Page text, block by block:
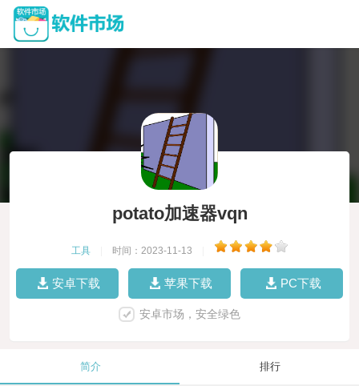
potato加速器vqn
工具 时间：2023-11-13
安卓下载 苹果下载 PC下载
安卓市场，安全绿色
简介 排行